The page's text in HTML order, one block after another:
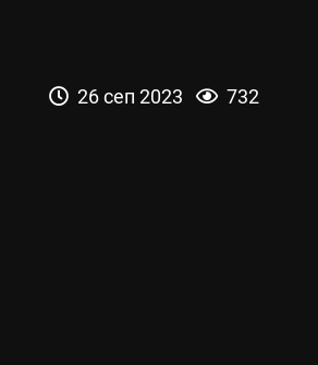
26 сеп 2023 732